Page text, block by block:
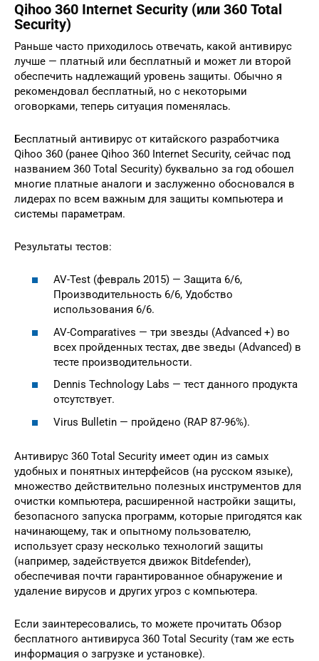
Qihoo 360 Internet Security (или 360 Total
Security)
Раньше часто приходилось отвечать, какой антивирус
лучше — платный или бесплатный и может ли второй
обеспечить надлежащий уровень защиты. Обычно я
рекомендовал бесплатный, но с некоторыми
оговорками, теперь ситуация поменялась.
Бесплатный антивирус от китайского разработчика
Qihoo 360 (ранее Qihoo 360 Internet Security, сейчас под
названием 360 Total Security) буквально за год обошел
многие платные аналоги и заслуженно обосновался в
лидерах по всем важным для защиты компьютера и
системы параметрам.
Результаты тестов:
AV-Test (февраль 2015) — Защита 6/6,
Производительность 6/6, Удобство
использования 6/6.
AV-Comparatives — три звезды (Advanced +) во
всех пройденных тестах, две зведы (Advanced) в
тесте производительности.
Dennis Technology Labs — тест данного продукта
отсутствует.
Virus Bulletin — пройдено (RAP 87-96%).
Антивирус 360 Total Security имеет один из самых
удобных и понятных интерфейсов (на русском языке),
множество действительно полезных инструментов для
очистки компьютера, расширенной настройки защиты,
безопасного запуска программ, которые пригодятся как
начинающему, так и опытному пользователю,
использует сразу несколько технологий защиты
(например, задействуется движок Bitdefender),
обеспечивая почти гарантированное обнаружение и
удаление вирусов и других угроз с компьютера.
Если заинтересовались, то можете прочитать Обзор
бесплатного антивируса 360 Total Security (там же есть
информация о загрузке и установке).